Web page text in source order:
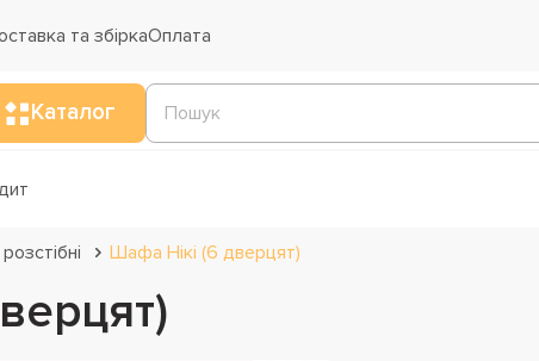
та збіркаОплата
Каталог
Шафа Нікі (6 дверцят)